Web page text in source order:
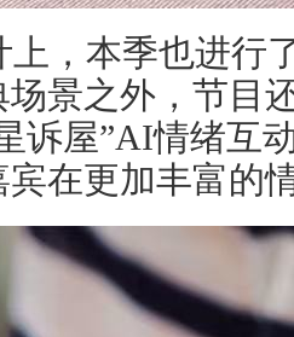
上，本季也进行
景之外，节目
诉屋”AI情绪互
在更加丰富的